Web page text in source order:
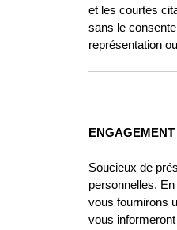
et les courtes
sans le
représentation
Soucieux de
personnelles.
vous fournirons
vous